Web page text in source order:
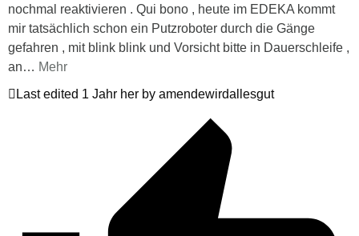
nochmal reaktivieren . Qui bono , heute im EDEKA kommt
mir tatsächlich schon ein Putzroboter durch die Gänge
gefahren , mit blink blink und Vorsicht bitte in Dauerschleife ,
an… Mehr
Last edited 1 Jahr her by amendewirdallesgut